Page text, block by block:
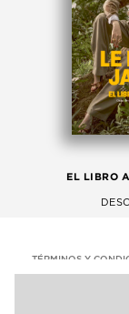
EL LIBRO
TÉRMINOS Y